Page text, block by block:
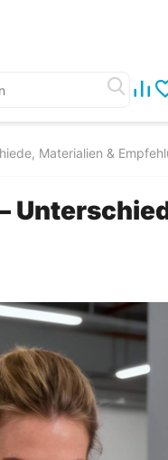
Materialien &